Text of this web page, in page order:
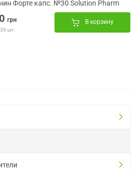
Форте капс. №30 Solution Pharm
грн
шт.
В корзину